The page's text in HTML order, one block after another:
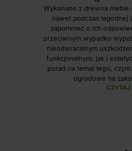
Wykonane z drewna meble
nawet podczas łagodnej
zapomnieć o ich
przeciwnym wypadku
nieodwracalnym
funkcjonalnym, jak i
porad na temat tego,
ogrodowe na
CZYTAJ